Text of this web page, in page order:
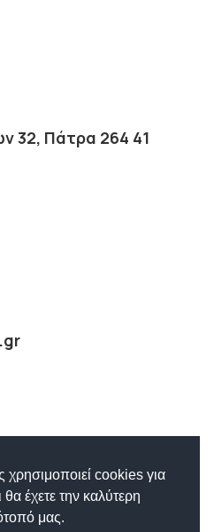
χρησιμοποιεί cookies για
θα έχετε την καλύτερη
μας.
32, Πάτρα 264 41